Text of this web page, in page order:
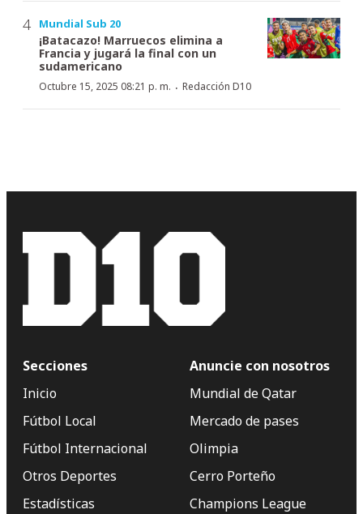
Mundial Sub 20
¡Batacazo! Marruecos elimina a
Francia y jugará la final con un
sudamericano
Octubre 15, 2025 08:21 p. m. · Redacción D10
Secciones
Inicio
Fútbol Local
Fútbol Internacional
Otros Deportes
Estadísticas
Anuncie con nosotros
Mundial de Qatar
Mercado de pases
Olimpia
Cerro Porteño
Champions League